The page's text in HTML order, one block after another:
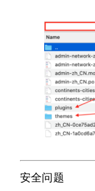
安全问题